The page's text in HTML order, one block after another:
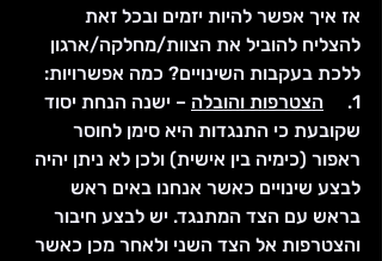
אז איך אפשר להיות יזמים ובכל זאת
להצליח להוביל את הצוות/מחלקה/ארגון
ללכת בעקבות השינויים? כמה אפשרויות:
1.
הצטרפות והובלה – ישנה הנחת יסוד
שקובעת כי התנגדות היא סימן לחוסר
ראפור (כימיה בין אישית) ולכן לא ניתן יהיה
לבצע שינויים כאשר אנחנו באים ראש
בראש עם הצד המתנגד. יש לבצע חיבור
והצטרפות אל הצד השני ולאחר מכן כאשר